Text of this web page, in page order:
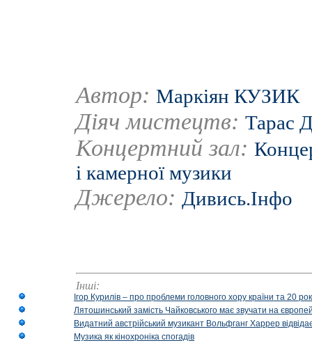
Автор: Маркіян КУЗИК
Діяч мистецтв: Тарас
Концертний зал:
і камерної музики
Джерело: Дивись.Інфо
Інші:
Ігор Курилів – про проблеми головного хору країни та 20
Лятошинський замість Чайковського має звучати на
Видатний австрійський музикант Вольфганг Харрер
Музика як кінохроніка спогадів